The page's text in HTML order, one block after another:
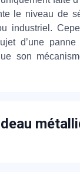
le niveau de
industriel.
d’une
son